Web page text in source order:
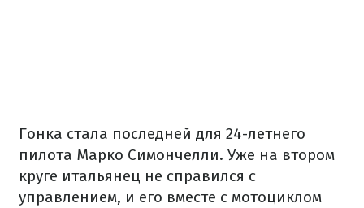
Гонка стала последней для 24-летнего
пилота Марко Симончелли. Уже на втором
круге итальянец не справился с
управлением, и его вместе с мотоциклом